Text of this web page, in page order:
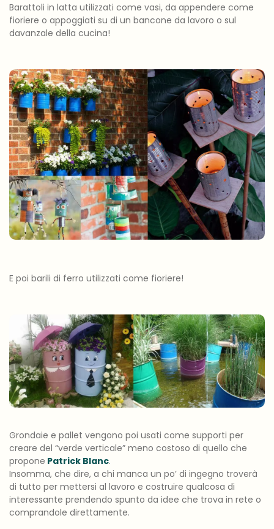
Barattoli in latta utilizzati come vasi, da appendere come
fioriere o appoggiati su di un bancone da lavoro o sul
davanzale della cucina!
E poi barili di ferro utilizzati come fioriere!
Grondaie e pallet vengono poi usati come supporti per
creare del “verde verticale” meno costoso di quello che
propone Patrick Blanc.
Insomma, che dire, a chi manca un po’ di ingegno troverà
di tutto per mettersi al lavoro e costruire qualcosa di
interessante prendendo spunto da idee che trova in rete o
comprandole direttamente.